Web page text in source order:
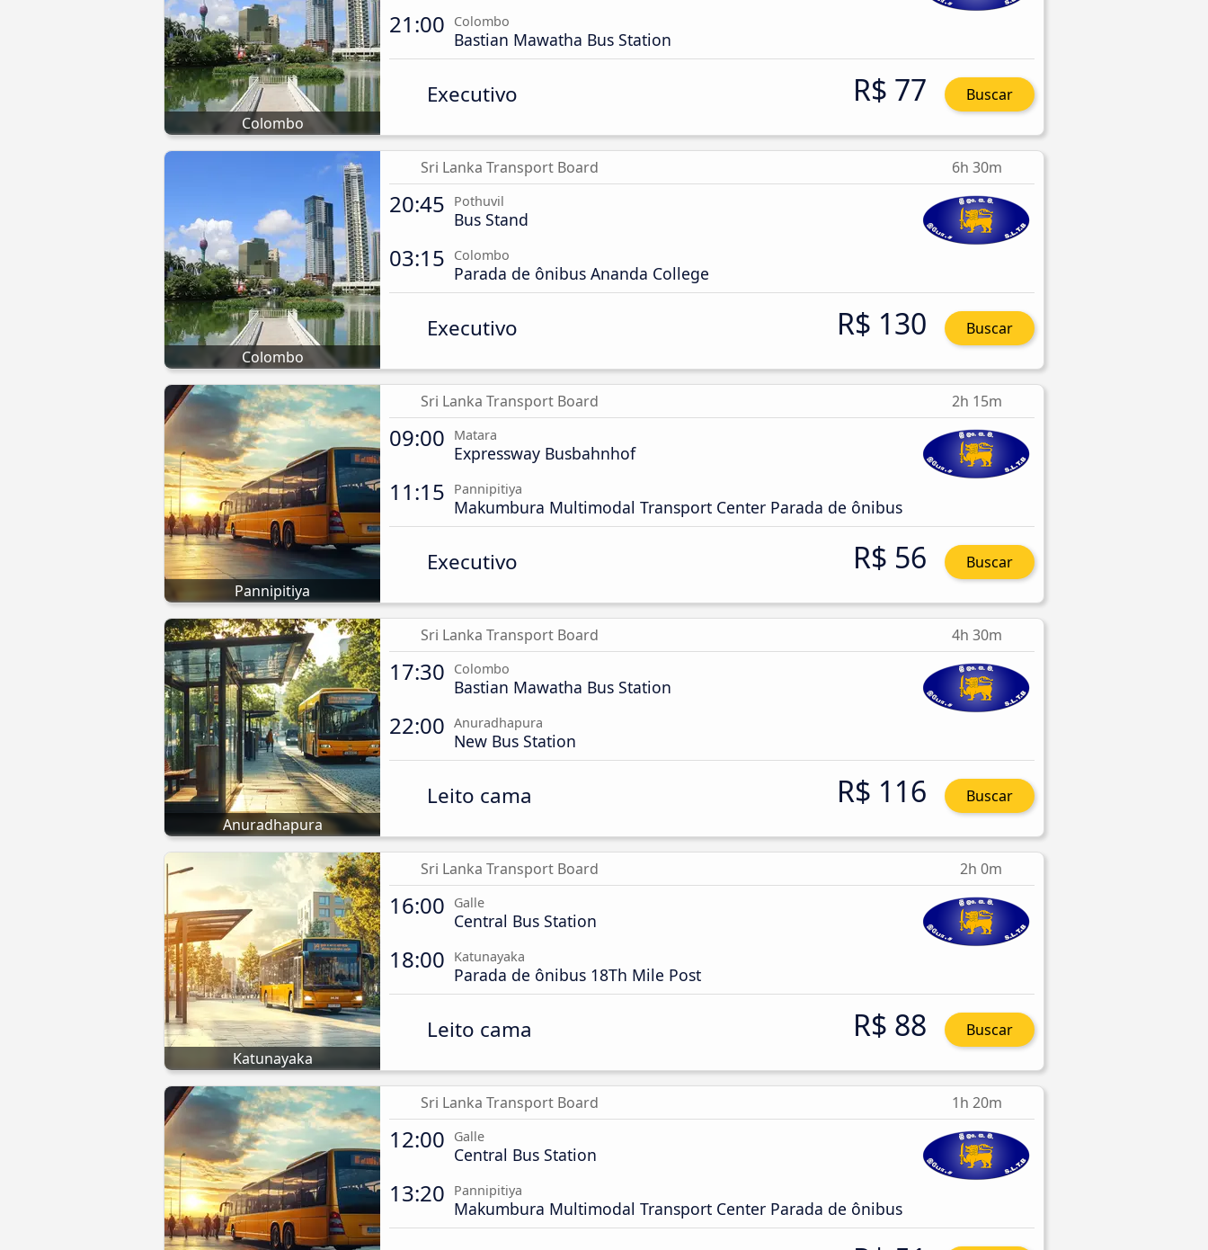
Colombo
21:00 Colombo
Bastian Mawatha Bus Station
Executivo R$ 77 Buscar
Colombo
Sri Lanka Transport Board 6h 30m
20:45 Pothuvil
Bus Stand
03:15 Colombo
Parada de ônibus Ananda College
Executivo R$ 130 Buscar
Pannipitiya
Sri Lanka Transport Board 2h 15m
09:00 Matara
Expressway Busbahnhof
11:15 Pannipitiya
Makumbura Multimodal Transport Center Parada de ônibus
Executivo R$ 56 Buscar
Anuradhapura
Sri Lanka Transport Board 4h 30m
17:30 Colombo
Bastian Mawatha Bus Station
22:00 Anuradhapura
New Bus Station
Leito cama R$ 116 Buscar
Katunayaka
Sri Lanka Transport Board 2h 0m
16:00 Galle
Central Bus Station
18:00 Katunayaka
Parada de ônibus 18Th Mile Post
Leito cama R$ 88 Buscar
Sri Lanka Transport Board 1h 20m
12:00 Galle
Central Bus Station
13:20 Pannipitiya
Makumbura Multimodal Transport Center Parada de ônibus